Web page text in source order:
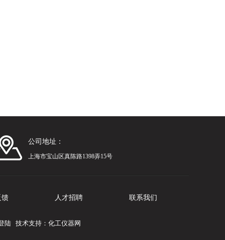
公司地址：
上海市宝山区真陈路1398弄15号
馈 人才招聘 联系我们
陆技术支持： 化工仪器网